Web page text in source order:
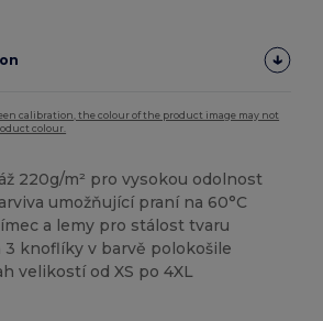
calibration, the colour of the product image may not
colour.
220g/m² pro vysokou odolnost
umožňující praní na 60°C
a lemy pro stálost tvaru
3 knoflíky v barvě polokošile
velikostí od XS po 4XL